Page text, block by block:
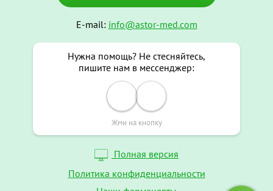
E-mail: info@astor-med.com
Нужна помощь? Не стесняйтесь,
пишите нам в мессенджер:
Жми на кнопку
Полная версия
Политика конфиденциальности